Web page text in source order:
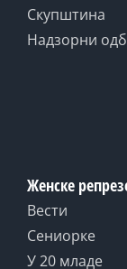
Скупштина
Надзорни
Женске
Вести
Сениорке
У 20 младе